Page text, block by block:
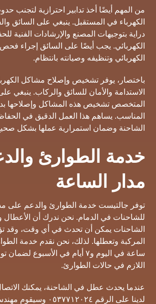
من المهم أيضًا أخذ تدابير احترازية لتجنب
الكهرباء في المستقبل. ينبغي على السائق
دراية بتوجيهات المصنع والإرشادات الفنية
الكهربائي. يجب أيضًا على السائق إجراء
الكهربائي وتنظيفه وصيانته بانتظام.
باختصار، يوفر تشخيص وإصلاح مشاكل
الاستدامة والأمان للسائق والركاب. ينبغي
المتخصص تشخيص هذه المشاكل وإصلاحها
المناسب. يساهم هذا العمل الدقيق في
الشاحنة وضمان استمرارية عملها بشكل
خدمة الطوارئ
مدار الساعة
توفر جالتيست خدمة الطوارئ والدعم على
للشاحنات في الدمام. نحن ندرك أن
الشاحنات يمكن أن تحدث في أي وقت، وقد
ساعة في اليوم و٧ أيام في الأسبوع
اللازم في حالات الطوارئ.
عندما يحدث عطل في الشاحنة، يمكنك
لدينا على الرقم